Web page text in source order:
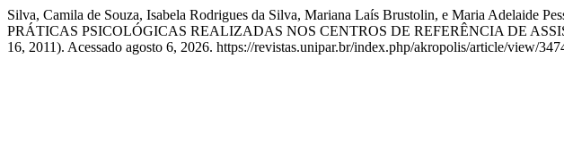
Silva, Camila de Souza, Isabela Rodrigues da Silva, Mariana Laís Brustolin, e Maria
PRÁTICAS PSICOLÓGICAS REALIZADAS NOS CENTROS DE REFERÊNCIA DE
16, 2011). Acessado agosto 6, 2026. https://revistas.unipar.br/index.php/akropolis/article/view/